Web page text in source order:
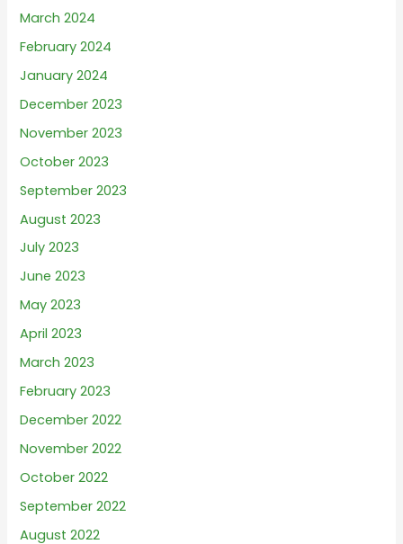
March 2024
February 2024
January 2024
December 2023
November 2023
October 2023
September 2023
August 2023
July 2023
June 2023
May 2023
April 2023
March 2023
February 2023
December 2022
November 2022
October 2022
September 2022
August 2022